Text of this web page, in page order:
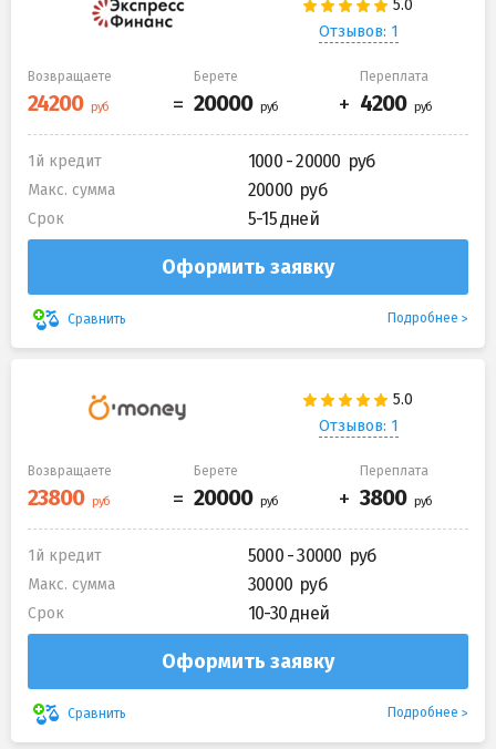
Отзывов: 1
Возвращаете Берете Переплата
1й кредит 1000 - 20000
Макс. сумма 20000
Срок 5-15 дней
Оформить заявку
Сравнить Подробнее
Отзывов: 1
Возвращаете Берете Переплата
1й кредит 5000 - 30000
Макс. сумма 30000
Срок 10-30 дней
Оформить заявку
Сравнить Подробнее